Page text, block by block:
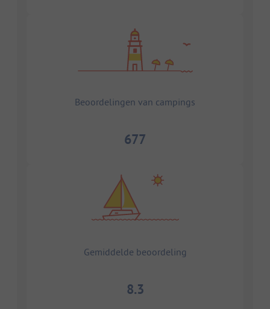
Beoordelingen van campings
677
Gemiddelde beoordeling
8.3